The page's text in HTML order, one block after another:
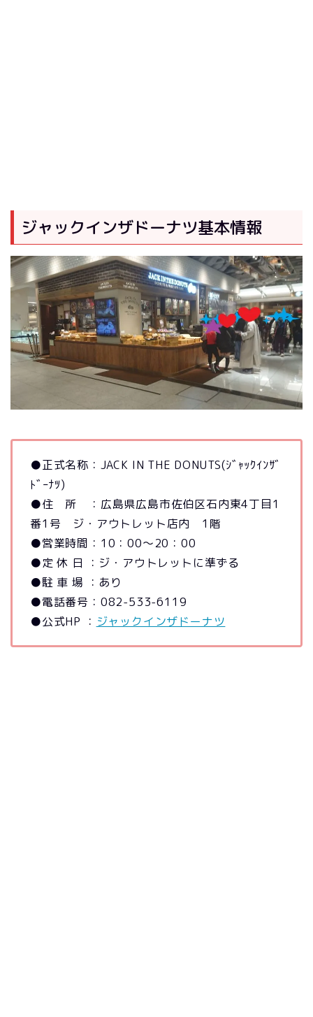
ジャックインザドーナツ基本情報
●正式名称：JACK IN THE DONUTS(ｼﾞｬｯｸｲﾝｻﾞ
ﾄﾞｰﾅﾂ)
●住 所 ：広島県広島市佐伯区石内東4丁目1
番1号 ジ・アウトレット店内 1階
●営業時間：10：00～20：00
●定 休 日 ：ジ・アウトレットに準ずる
●駐 車 場 ：あり
●電話番号：082-533-6119
●公式HP ： ジャックインザドーナツ